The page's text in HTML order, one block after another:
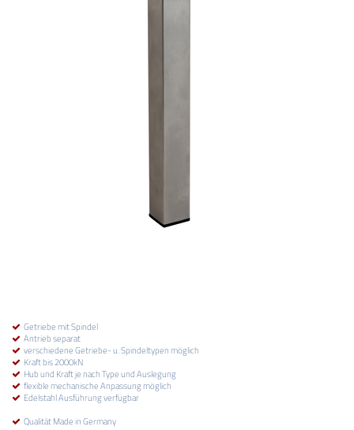
Getriebe mit Spindel
Antrieb separat
verschiedene Getriebe- u. Spindeltypen möglich
Kraft bis 2000kN
Hub und Kraft je nach Type und Auslegung
flexible mechanische Anpassung möglich
Edelstahl Ausführung verfügbar
Qualität Made in Germany